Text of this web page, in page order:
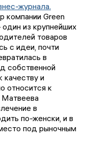
журнала.
компании Green
из крупнейших
товаров
с идеи, почти
в
собственной
качеству и
относится к
Матвеева
в
по-женски, и в
под рыночным